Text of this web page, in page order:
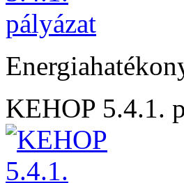
KEHOP 5.4.1.